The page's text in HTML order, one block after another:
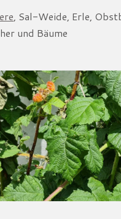
, Sal-Weide, Erle,
und Bäume